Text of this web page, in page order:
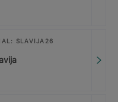
SLAVIJA26